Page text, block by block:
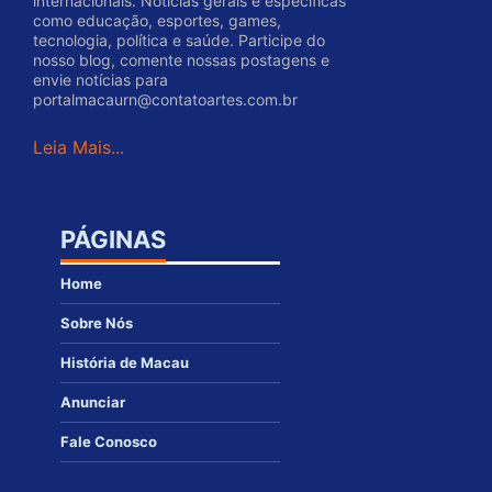
como educação, esportes, games,
tecnologia, política e saúde. Participe do
nosso blog, comente nossas postagens e
envie notícias para
portalmacaurn@contatoartes.com.br
Leia Mais...
PÁGINAS
Home
Sobre Nós
História de Macau
Anunciar
Fale Conosco